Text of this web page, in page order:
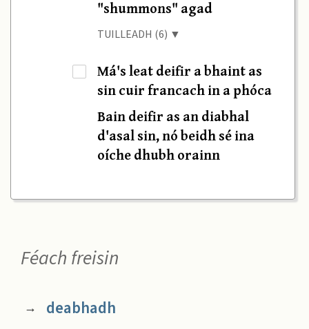
"shummons" agad
TUILLEADH (6) ▼
Má's leat deifir a bhaint as
sin cuir francach in a phóca
Bain deifir as an diabhal
d'asal sin, nó beidh sé ina
oíche dhubh orainn
Féach freisin
→ deabhadh